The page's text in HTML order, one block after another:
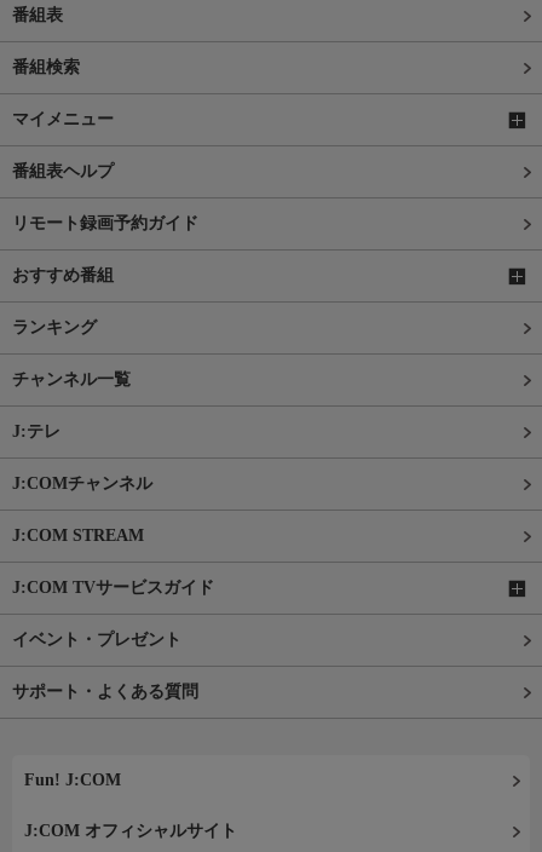
番組表
番組検索
マイメニュー
番組表ヘルプ
リモート録画予約ガイド
おすすめ番組
ランキング
チャンネル一覧
J:テレ
J:COMチャンネル
J:COM STREAM
J:COM TVサービスガイド
イベント・プレゼント
サポート・よくある質問
Fun! J:COM
J:COM オフィシャルサイト